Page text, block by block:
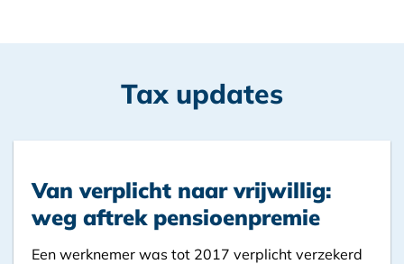
Tax updates
Van verplicht naar vrijwillig:
weg aftrek pensioenpremie
Een werknemer was tot 2017 verplicht verzekerd